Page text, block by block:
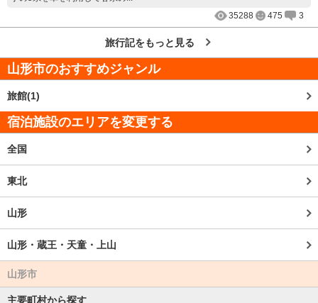
35288
475 3
旅行記をもっと見る
山形市のおすすめジャンル
旅館(1)
宿泊施設のエリアを変更する
全国
東北
山形
山形・蔵王・天童・上山
山形市
主要町村から探す